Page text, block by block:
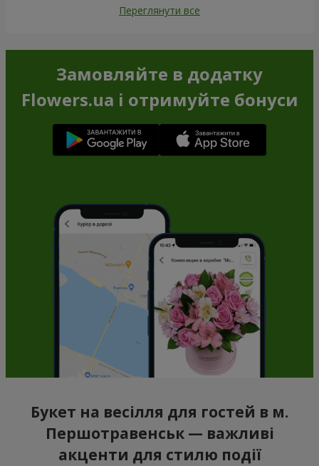
Переглянути все
Замовляйте в додатку
Flowers.ua і отримуйте бонуси
Букет на весілля для гостей в м.
Першотравенськ — важливі
акценти для стилю події